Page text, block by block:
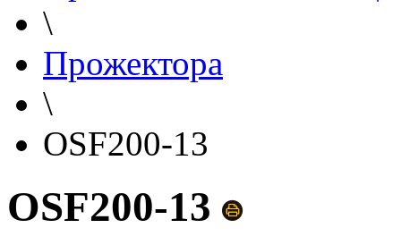
\
Прожектора
\
OSF200-13
OSF200-13